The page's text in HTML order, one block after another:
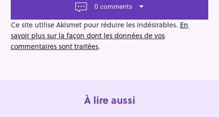
a
t
i
o
0 comments
Ce site utilise Akismet pour réduire les indésirables. En
savoir plus sur la façon dont les données de vos
commentaires sont traitées.
À lire aussi